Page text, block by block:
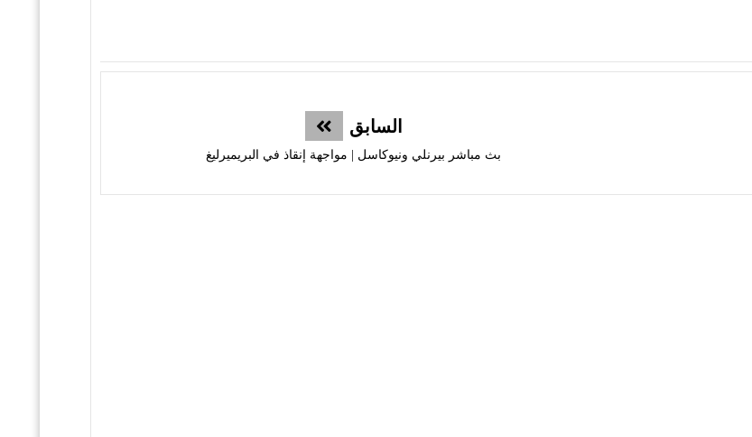
السابق
بث مباشر بيرنلي ونيوكاسل | مواجهة إنقاذ في البريميرليغ